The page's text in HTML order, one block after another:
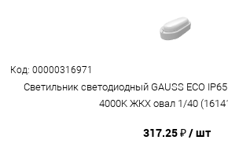
Код: 00000316971
Светильник светодиодный GAUSS ECO
4000K ЖКХ овал 1/40
317.25 ₽/ шт